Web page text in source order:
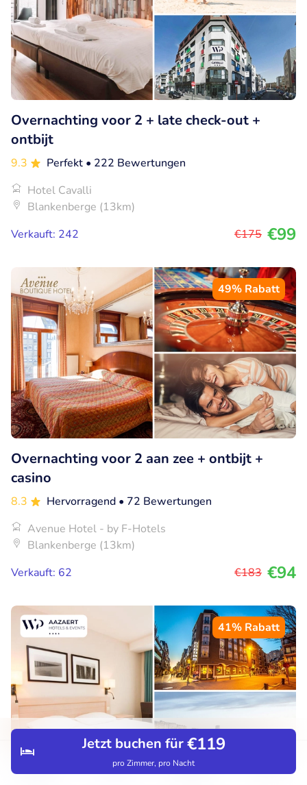
Suchen Buchungen
Jetzt buchen für€119
pro Zimmer, pro Nacht
Overnachting voor 2 + late check-out +
ontbijt
9.3 Perfekt • 222 Bewertungen
Hotel Cavalli
Blankenberge (13km)
Verkauft: 242
€175 €99
49% Rabatt
Overnachting voor 2 aan zee + ontbijt +
casino
8.3 Hervorragend • 72 Bewertungen
Avenue Hotel - by F-Hotels
Blankenberge (13km)
Verkauft: 62
€183 €94
41% Rabatt